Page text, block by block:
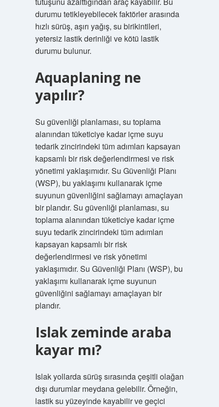
durumu tetikleyebilecek faktörler arasında
hızlı sürüş, aşırı yağış, su birikintileri,
yetersiz lastik derinliği ve kötü lastik
durumu bulunur.
Aquaplaning ne
yapılır?
Su güvenliği planlaması, su toplama
alanından tüketiciye kadar içme suyu
tedarik zincirindeki tüm adımları kapsayan
kapsamlı bir risk değerlendirmesi ve risk
yönetimi yaklaşımıdır. Su Güvenliği Planı
(WSP), bu yaklaşımı kullanarak içme
suyunun güvenliğini sağlamayı amaçlayan
bir plandır. Su güvenliği planlaması, su
toplama alanından tüketiciye kadar içme
suyu tedarik zincirindeki tüm adımları
kapsayan kapsamlı bir risk
değerlendirmesi ve risk yönetimi
yaklaşımıdır. Su Güvenliği Planı (WSP), bu
yaklaşımı kullanarak içme suyunun
güvenliğini sağlamayı amaçlayan bir
plandır.
Islak zeminde araba
kayar mı?
Islak yollarda sürüş sırasında çeşitli olağan
dışı durumlar meydana gelebilir. Örneğin,
lastik su yüzeyinde kayabilir ve geçici